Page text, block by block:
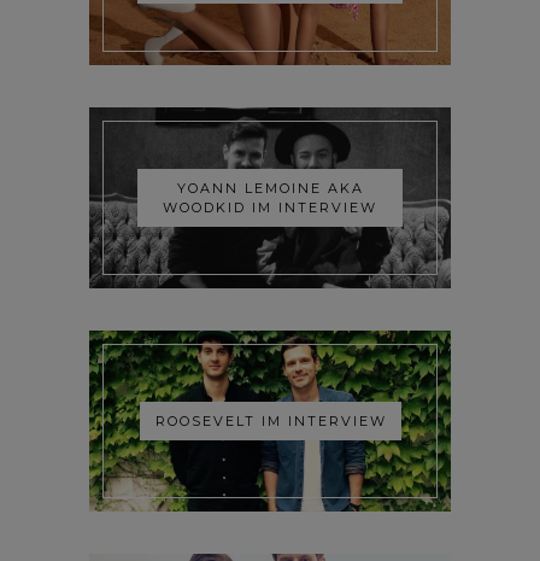
YOANN LEMOINE AKA
WOODKID IM INTERVIEW
ROOSEVELT IM INTERVIEW